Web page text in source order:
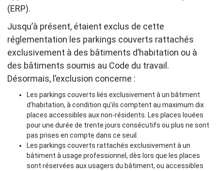
(ERP).
Jusqu’à présent, étaient exclus de cette
réglementation les parkings couverts rattachés
exclusivement à des bâtiments d’habitation ou à
des bâtiments soumis au Code du travail.
Désormais, l’exclusion concerne :
Les parkings couverts liés exclusivement à un bâtiment
d’habitation, à condition qu’ils comptent au maximum dix
places accessibles aux non-résidents. Les places louées
pour une durée de trente jours consécutifs ou plus ne sont
pas prises en compte dans ce seuil.
Les parkings couverts rattachés exclusivement à un
bâtiment à usage professionnel, dès lors que les places
sont réservées aux usagers du bâtiment, ou accessibles